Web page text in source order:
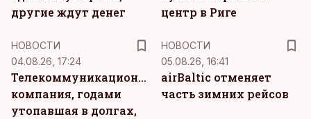
другие ждут денег
центр в Риге
НОВОСТИ
04.08.26, 17:24
Телекоммуникационная
компания, годами
утопавшая в долгах,
НОВОСТИ
05.08.26, 16:41
airBaltic отменяет
часть зимних рейсов